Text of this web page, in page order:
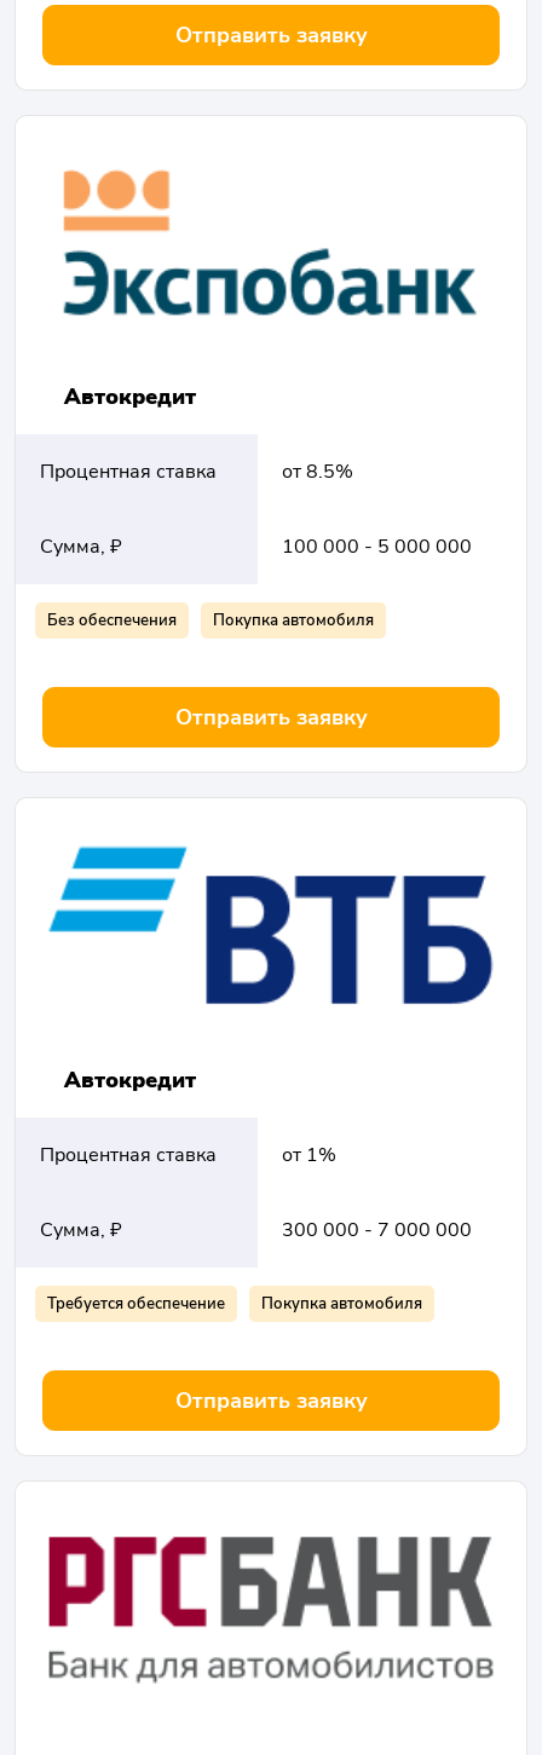
Отправить заявку
Автокредит
Процентная ставка от 8.5%
Сумма, ₽ 100 000 - 5 000 000
Без обеспечения Покупка автомобиля
Отправить заявку
Автокредит
Процентная ставка от 1%
Сумма, ₽ 300 000 - 7 000 000
Требуется обеспечение Покупка автомобиля
Отправить заявку